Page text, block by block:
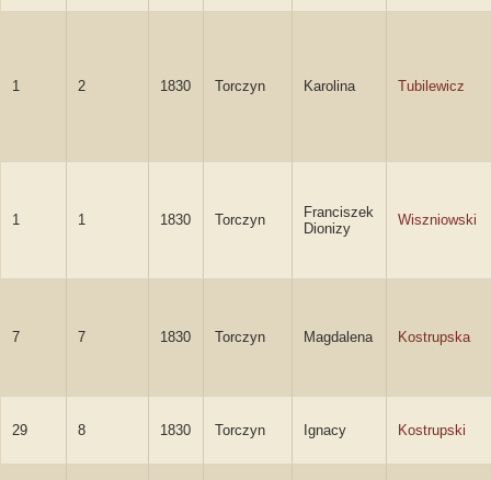
1 2 1830 Torczyn Karolina Tubilewicz
1 1 1830 Torczyn
Franciszek
Dionizy
Wiszniowski
7 7 1830 Torczyn Magdalena Kostrupska
29 8 1830 Torczyn Ignacy Kostrupski